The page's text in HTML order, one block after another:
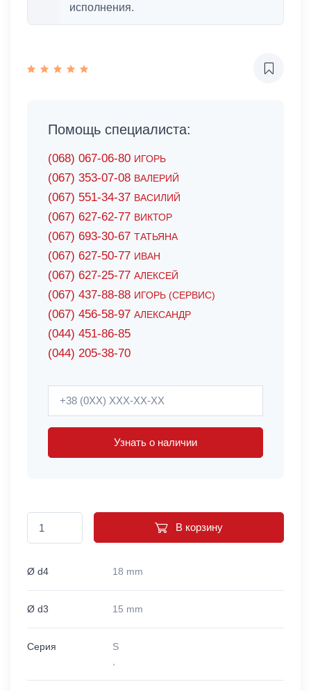
исполнения.
Помощь специалиста:
(068) 067-06-80 ИГОРЬ
(067) 353-07-08 ВАЛЕРИЙ
(067) 551-34-37 ВАСИЛИЙ
(067) 627-62-77 ВИКТОР
(067) 693-30-67 ТАТЬЯНА
(067) 627-50-77 ИВАН
(067) 627-25-77 АЛЕКСЕЙ
(067) 437-88-88 ИГОРЬ (СЕРВИС)
(067) 456-58-97 АЛЕКСАНДР
(044) 451-86-85
(044) 205-38-70
Узнать о наличии
В корзину
Ø d4 18 mm
Ø d3 15 mm
Серия
S